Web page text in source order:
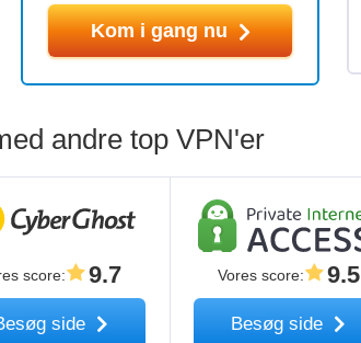
Kom i gang nu
andre top VPN'er
score: 9.7
side
Vores score: 9.5
Besøg side